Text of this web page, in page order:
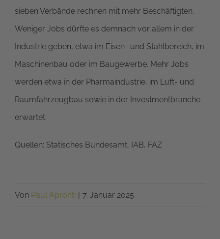
sieben Verbände rechnen mit mehr Beschäftigten.
Weniger Jobs dürfte es demnach vor allem in der
Industrie geben, etwa im Eisen- und Stahlbereich, im
Maschinenbau oder im Baugewerbe. Mehr Jobs
werden etwa in der Pharmaindustrie, im Luft- und
Raumfahrzeugbau sowie in der Investmentbranche
erwartet.
Quellen: Statisches Bundesamt, IAB, FAZ
Von Paul Apronti 7. Januar 2025